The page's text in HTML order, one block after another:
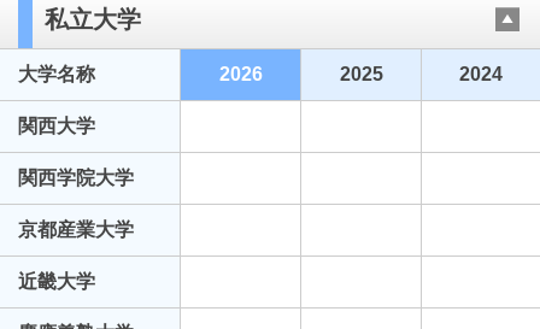
私立大学
大学名称 2026 2025 2024
関西大学
関西学院大学
京都産業大学
近畿大学